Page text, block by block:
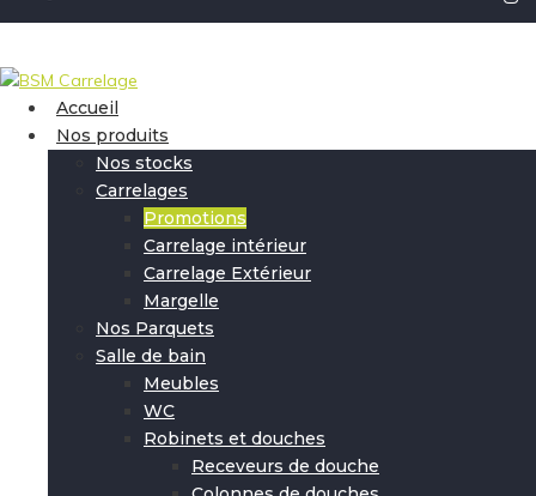
Accueil
Nos produits
Nos stocks
Carrelages
Promotions
Carrelage intérieur
Carrelage Extérieur
Margelle
Nos Parquets
Salle de bain
Meubles
WC
Robinets et douches
Receveurs de douche